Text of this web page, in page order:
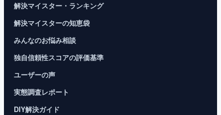
解決マイスター・ランキング
解決マイスターの知恵袋
みんなのお悩み相談
独自信頼性スコアの評価基準
ユーザーの声
実態調査レポート
DIY解決ガイド